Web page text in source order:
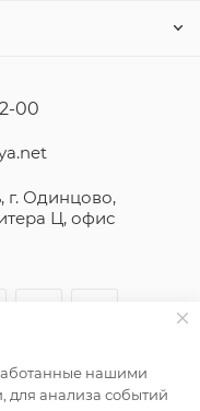
00
г. Одинцово,
Ц, офис
нашими
для анализа событий